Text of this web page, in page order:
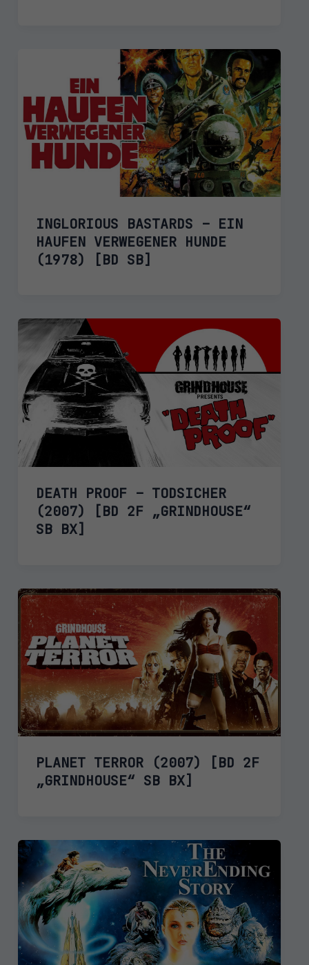
INGLORIOUS BASTARDS – EIN
HAUFEN VERWEGENER HUNDE
(1978) [BD SB]
DEATH PROOF – TODSICHER
(2007) [BD 2F „GRINDHOUSE“
SB BX]
PLANET TERROR (2007) [BD 2F
„GRINDHOUSE“ SB BX]